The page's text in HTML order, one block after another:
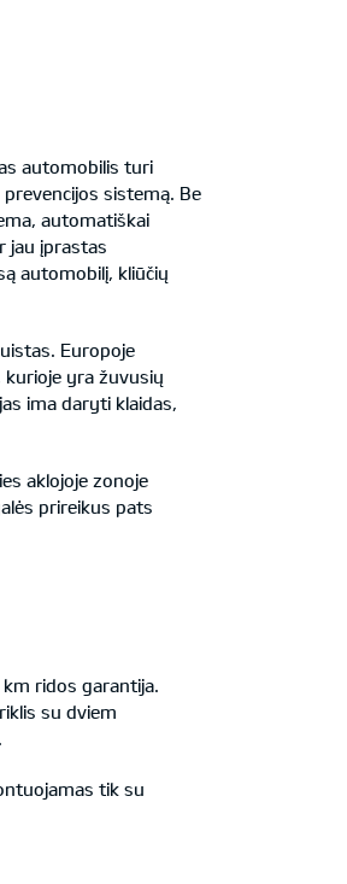
automobilis turi
sistemą. Be
automatiškai
jau įprastas
automobilį, kliūčių
Europoje
yra žuvusių
ima daryti klaidas,
aklojoje zonoje
prireikus pats
ridos garantija.
su dviem
tik su